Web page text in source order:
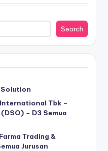
Search
Solution
Tbk –
– D3 Semua
Trading &
Jurusan